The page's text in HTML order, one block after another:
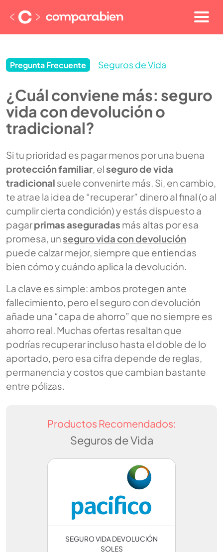
Pregunta Frecuente Seguros de Vida
¿Cuál conviene más: seguro
vida con devolución o
tradicional?
Si tu prioridad es pagar menos por una buena
protección familiar, elseguro de vida
tradicional suele convenirte más. Si, en cambio,
te atrae la idea de “recuperar” dinero al final (o al
cumplir cierta condición) y estás dispuesto a
pagarprimas aseguradas más altas por esa
promesa, unseguro vida con devolución
puede calzar mejor, siempre que entiendas
bien cómo y cuándo aplica la devolución.
La clave es simple: ambos protegen ante
fallecimiento, pero el seguro con devolución
añade una “capa de ahorro” que no siempre es
ahorro real. Muchas ofertas resaltan que
podrías recuperar incluso hasta el doble de lo
aportado, pero esa cifra depende de reglas,
permanencia y costos que cambian bastante
entre pólizas.
Productos Recomendados:
Seguros de Vida
SEGURO VIDA DEVOLUCIÓN
SOLES